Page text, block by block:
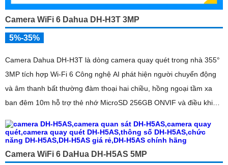
Camera WiFi 6 Dahua DH-H3T 3MP
5%-35%
Camera Dahua DH-H3T là dòng camera quay quét trong nhà 355°
3MP tích hợp Wi-Fi 6 Công nghệ AI phát hiện người chuyển động
và âm thanh bất thường đàm thoại hai chiều, hồng ngoại tầm xa
ban đêm 10m hỗ trợ thẻ nhớ MicroSD 256GB ONVIF và điều khiển
Camera WiFi 6 DaHua DH-H5AS 5MP